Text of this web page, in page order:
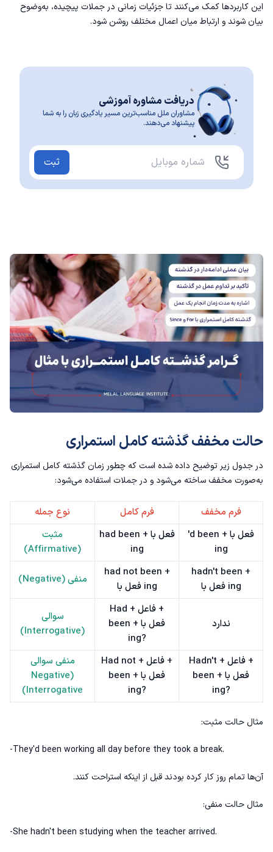
این کاربردها کمک می‌کنند تا جزئیات زمانی در جملات پیچیده‌، به‌وضوح
بیان شوند و ارتباط میان اعمال مختلف روشن شود.
دریافت مشاوره آموزشی
مشاوران ملل مناسب‌ترین مسیر یادگیری زبان را به شما
پیشنهاد می‌دهند.
ثبت
حالت مخفف گذشته کامل استمراری
در جدول زیر توضیح داده شده است که چطور زمان گذشته کامل استمراری
به‌صورت مخفف ساخته می‌شود و در جملات استفاده می‌شود:
فرم مخفف فرم کامل
نوع جمله
'd been + فعل با
ing
had been + فعل با
ing
مثبت
(Affirmative)
hadn't been +
فعل با ing
had not been +
فعل با ing
منفی (Negative)
ندارد
Had + فاعل +
been + فعل با
ing?
سوالی
(Interrogative)
Hadn't + فاعل +
been + فعل با
ing?
Had not + فاعل +
been + فعل با
ing?
منفی سوالی
(Negative
Interrogative)
مثال حالت مثبت:
-They'd been working all day before they took a break.
آن‌ها تمام روز کار کرده بودند قبل از اینکه استراحت کنند.
مثال حالت منفی:
-She hadn't been studying when the teacher arrived.